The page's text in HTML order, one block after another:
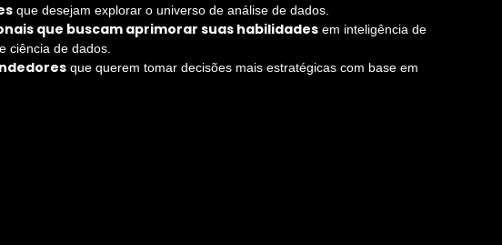
que desejam explorar o universo de análise de dados.
que buscam aprimorar suas habilidades em inteligência de
ciência de dados.
que querem tomar decisões mais estratégicas com base em